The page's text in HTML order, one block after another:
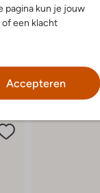
pagina kun je jouw
een klacht
Accepteren